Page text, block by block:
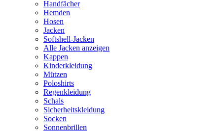
Handfächer
Hemden
Hosen
Jacken
Softshell-Jacken
Alle Jacken anzeigen
Kappen
Kinderkleidung
Mützen
Poloshirts
Regenkleidung
Schals
Sicherheitskleidung
Socken
Sonnenbrillen